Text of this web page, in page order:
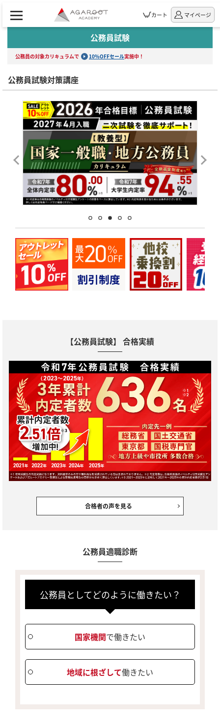
カート マイページ
公務員試験
公務員の対象カリキュラムで 10%OFFセール実施中！
公務員試験対策講座
【公務員試験】 合格実績
合格者の声を見る
公務員適職診断
公務員としてどのように働きたい？
国家機関で働きたい
地域に根ざして働きたい